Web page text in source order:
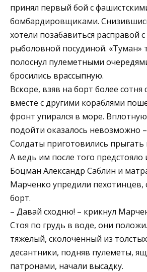
принял первый бой с
бомбардировщиками.
хотели позабавиться расправой
рыболовной посудиной. «Туман»
полоснул пулеметными
бросились врассыпную.
Вскоре, взяв на борт более сотня
вместе с другими кораблями
фронт упирался в море. Вплотную
подойти оказалось невозможно
Солдаты приготовились прыгать
А ведь им после того предстояло
Боцман Александр Саблин и
Марченко упредили пехотинцев,
борт.
– Давай сходню! – крикнул
Стоя по грудь в воде, они
тяжелый, сколоченный из
десантники, подняв пулеметы,
патронами, начали высадку.